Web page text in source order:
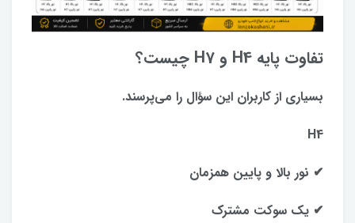
تفاوت پایه H4 و H7 چیست؟
بسیاری از کاربران این سؤال را می‌پرسند.
H4
✔ نور بالا و پایین همزمان
✔ یک سوکت مشترک